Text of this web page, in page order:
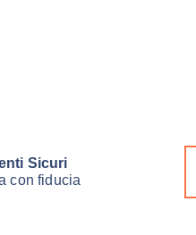
Sicuri
con fiducia